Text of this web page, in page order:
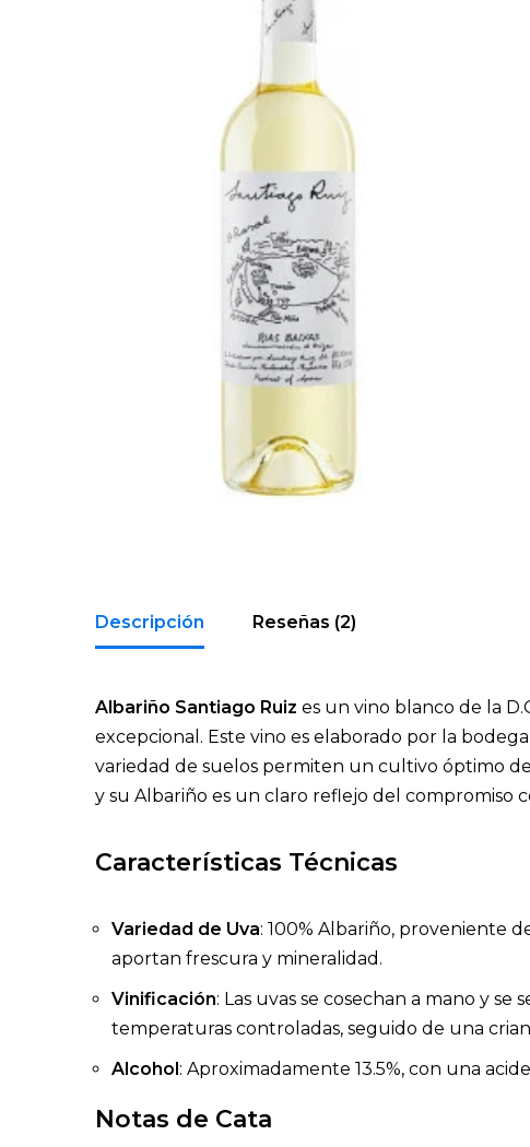
Descripción Reseñas (2)
Albariño Santiago Ruiz es un vino blanco de la
excepcional. Este vino es elaborado por la
variedad de suelos permiten un cultivo óptimo
y su Albariño es un claro reflejo del compromiso
Características Técnicas
Variedad de Uva: 100% Albariño, proveniente
aportan frescura y mineralidad.
Vinificación: Las uvas se cosechan a mano y
temperaturas controladas, seguido de una
Alcohol: Aproximadamente 13.5%, con una
Notas de Cata